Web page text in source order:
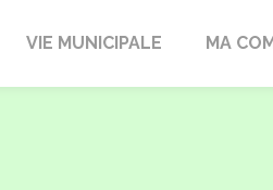
VIE MUNICIPALE MA